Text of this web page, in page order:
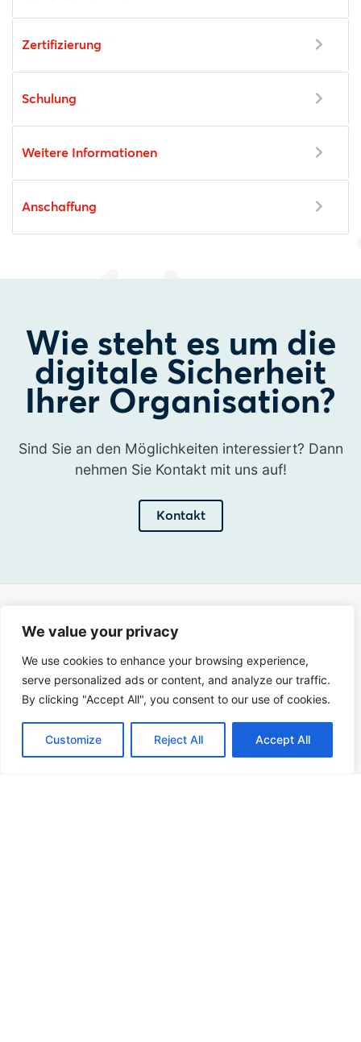
We value your privacy
We use cookies to enhance your browsing experience,
serve personalized ads or content, and analyze our traffic.
By clicking "Accept All", you consent to our use of cookies.
Customize Reject All Accept All
Zertifizierung
Schulung
Weitere Informationen
Anschaffung
Wie steht es um die
digitale Sicherheit
Ihrer Organisation?
Sind Sie an den Möglichkeiten interessiert? Dann
nehmen Sie Kontakt mit uns auf!
Kontakt
Sir Winston Churchilllaan 273
2288 EA Rijswijk
Niederlande
info@hudsoncybertec.com